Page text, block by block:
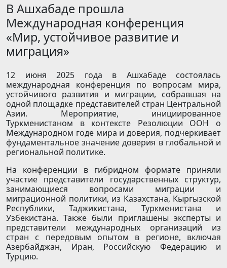
В Ашхабаде прошла
Международная конференция
«Мир, устойчивое развитие и
миграция»
12 июня 2025 года в Ашхабаде состоялась
международная конференция по вопросам мира,
устойчивого развития и миграции, собравшая на
одной площадке представителей стран Центральной
Азии. Мероприятие, инициированное
Туркменистаном в контексте Резолюции ООН о
Международном годе мира и доверия, подчеркивает
фундаментальное значение доверия в глобальной и
региональной политике.
На конференции в гибридном формате приняли
участие представители государственных структур,
занимающиеся вопросами миграции и
миграционной политики, из Казахстана, Кыргызской
Республики, Таджикистана, Туркменистана и
Узбекистана. Также были приглашены эксперты и
представители международных организаций из
стран с передовым опытом в регионе, включая
Азербайджан, Иран, Российскую Федерацию и
Турцию.